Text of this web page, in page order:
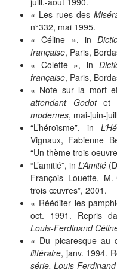
« Les rues des
n°332, mai 1995.
« Céline », in
française, Paris,
« Colette », in
française, Paris,
« Note sur la mort
attendant Godot
modernes, mai-juin-
“L’héroïsme”, in
Vignaux, Fabienne
“Un thème trois
“L’amitié”, inL’Amitié
François Louette,
trois œuvres”, 2001.
« Rééditer les
oct. 1991. Repris
Louis-Ferdinand
« Du picaresque au
littéraire, janv. 1994.
série, Louis-